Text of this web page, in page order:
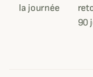
la journée
90